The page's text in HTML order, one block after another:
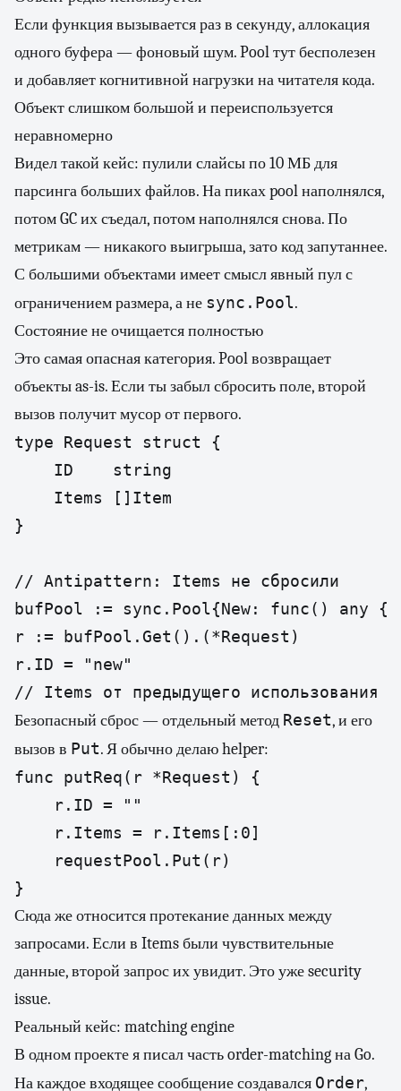
Если функция вызывается раз в секунду, аллокация
одного буфера — фоновый шум. Pool тут бесполезен
и добавляет когнитивной нагрузки на читателя кода.
Объект слишком большой и переиспользуется
неравномерно
Видел такой кейс: пулили слайсы по 10 МБ для
парсинга больших файлов. На пиках pool наполнялся,
потом GC их съедал, потом наполнялся снова. По
метрикам — никакого выигрыша, зато код запутаннее.
С большими объектами имеет смысл явный пул с
ограничением размера, а не sync.Pool.
Состояние не очищается полностью
Это самая опасная категория. Pool возвращает
объекты as-is. Если ты забыл сбросить поле, второй
вызов получит мусор от первого.
type Request struct {
}
// Antipattern: Items не сбросили
bufPool := sync.Pool{New: func() any
r := bufPool.Get().(*Request)
r.ID = "new"
Безопасный сброс — отдельный метод Reset, и его
вызов в Put. Я обычно делаю helper:
func putReq(r *Request) {
Сюда же относится протекание данных между
запросами. Если в Items были чувствительные
данные, второй запрос их увидит. Это уже security
issue.
Реальный кейс: matching engine
В одном проекте я писал часть order-matching на Go.
На каждое входящее сообщение создавался Order,